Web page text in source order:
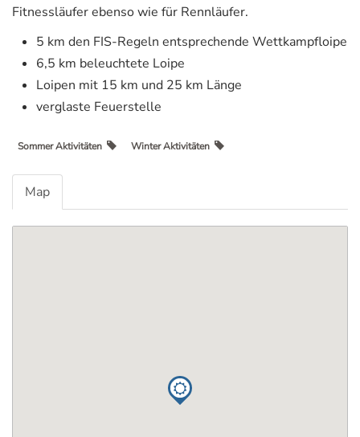
Fitnessläufer ebenso wie für Rennläufer.
5 km den FIS-Regeln entsprechende Wettkampfloipe
6,5 km beleuchtete Loipe
Loipen mit 15 km und 25 km Länge
verglaste Feuerstelle
Sommer Aktivitäten Winter Aktivitäten
Map